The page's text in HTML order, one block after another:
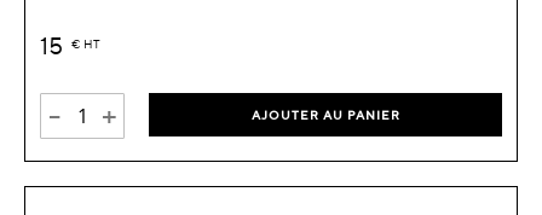
15 € HT
- + AJOUTER AU PANIER